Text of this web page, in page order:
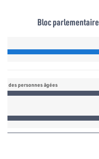
Bloc parlementaire
et des personnes âgées